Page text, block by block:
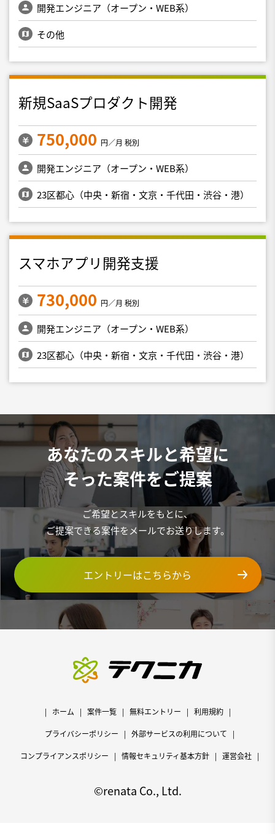
開発エンジニア（オープン・WEB系）
その他
新規SaaSプロダクト開発
750,000 円／月 税別
開発エンジニア（オープン・WEB系）
23区都心（中央・新宿・文京・千代田・渋谷・港）
スマホアプリ開発支援
730,000 円／月 税別
開発エンジニア（オープン・WEB系）
23区都心（中央・新宿・文京・千代田・渋谷・港）
あなたのスキルと希望に
そった案件をご提案
ご希望とスキルをもとに、
ご提案できる案件をメールでお送りします。
エントリーはこちらから
ホーム 案件一覧 無料エントリー 利用規約
プライバシーポリシー 外部サービスの利用について
コンプライアンスポリシー 情報セキュリティ基本方針 運営会社
©renata Co., Ltd.